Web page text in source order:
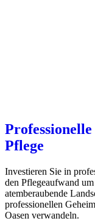
Pflege
Investieren Sie in
den Pflegeaufwand
atemberaubende
professionellen
Oasen verwandeln.